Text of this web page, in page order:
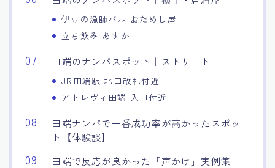
伊豆の漁師バル おためし屋
立ち飲み あすか
田端のナンパスポット｜ストリート
JR田端駅 北口改札付近
アトレヴィ田端 入口付近
田端ナンパで一番成功率が高かったスポッ
ト【体験談】
田端で反応が良かった「声かけ」実例集